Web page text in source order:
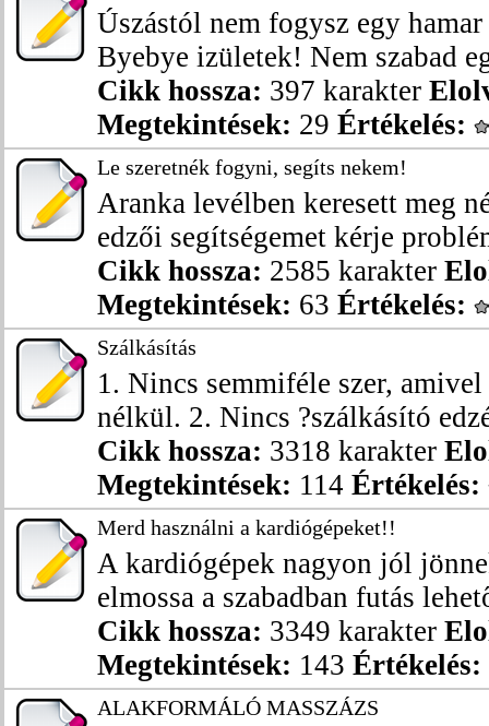
Úszástól nem fogysz egy
Byebye izületek! Nem szabad
Cikk hossza: 397 karakter
Megtekintések: 29 Értékelés:
Le szeretnék fogyni, segíts nekem!
Aranka levélben keresett meg
edzői segítségemet kérje
Cikk hossza: 2585 karakter
Megtekintések: 63 Értékelés:
Szálkásítás
1. Nincs semmiféle szer,
nélkül. 2. Nincs ?szálkásító
Cikk hossza: 3318 karakter
Megtekintések: 114 Értékelés:
Merd használni a kardiógépeket!!
A kardiógépek nagyon jól
elmossa a szabadban futás
Cikk hossza: 3349 karakter
Megtekintések: 143 Értékelés:
ALAKFORMÁLÓ MASSZÁZS